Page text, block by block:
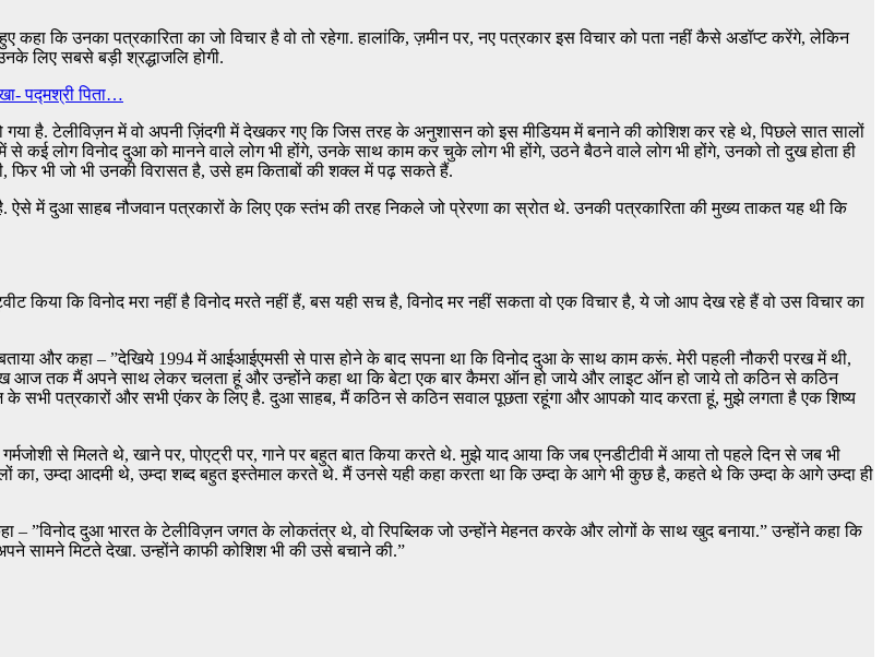
कि उनका पत्रकारिता का जो विचार है वो तो रहेगा. हालांकि, ज़मीन पर, नए पत्रकार इस विचार को पता नहीं कैसे अडॉप्ट करेंगे, लेकिन
लिए सबसे बड़ी श्रद्धाजलि होगी.
पद्मश्री पिता…
गया है. टेलीविज़न में वो अपनी ज़िंदगी में देखकर गए कि जिस तरह के अनुशासन को इस मीडियम में बनाने की कोशिश कर रहे थे, पिछले सात सालों
कई लोग विनोद दुआ को मानने वाले लोग भी होंगे, उनके साथ काम कर चुके लोग भी होंगे, उठने बैठने वाले लोग भी होंगे, उनको तो दुख होता ही
भी जो भी उनकी विरासत है, उसे हम किताबों की शक्ल में पढ़ सकते हैं.
में दुआ साहब नौजवान पत्रकारों के लिए एक स्तंभ की तरह निकले जो प्रेरणा का स्रोत थे. उनकी पत्रकारिता की मुख्य ताकत यह थी कि
किया कि विनोद मरा नहीं है विनोद मरते नहीं हैं, बस यही सच है, विनोद मर नहीं सकता वो एक विचार है, ये जो आप देख रहे हैं वो उस विचार का
और कहा – ”देखिये 1994 में आईआईएमसी से पास होने के बाद सपना था कि विनोद दुआ के साथ काम करूं. मेरी पहली नौकरी परख में थी,
आज तक मैं अपने साथ लेकर चलता हूं और उन्होंने कहा था कि बेटा एक बार कैमरा ऑन हो जाये और लाइट ऑन हो जाये तो कठिन से कठिन
सभी पत्रकारों और सभी एंकर के लिए है. दुआ साहब, मैं कठिन से कठिन सवाल पूछता रहूंगा और आपको याद करता हूं, मुझे लगता है एक शिष्य
से मिलते थे, खाने पर, पोएट्री पर, गाने पर बहुत बात किया करते थे. मुझे याद आया कि जब एनडीटीवी में आया तो पहले दिन से जब भी
उम्दा आदमी थे, उम्दा शब्द बहुत इस्तेमाल करते थे. मैं उनसे यही कहा करता था कि उम्दा के आगे भी कुछ है, कहते थे कि उम्दा के आगे उम्दा ही
– ”विनोद दुआ भारत के टेलीविज़न जगत के लोकतंत्र थे, वो रिपब्लिक जो उन्होंने मेहनत करके और लोगों के साथ खुद बनाया.” उन्होंने कहा कि
सामने मिटते देखा. उन्होंने काफी कोशिश भी की उसे बचाने की.”